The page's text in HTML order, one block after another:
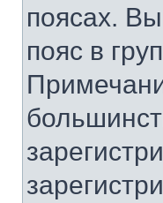
поясах.
пояс в